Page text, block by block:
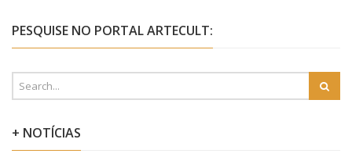
PESQUISE NO PORTAL ARTECULT:
+ NOTÍCIAS